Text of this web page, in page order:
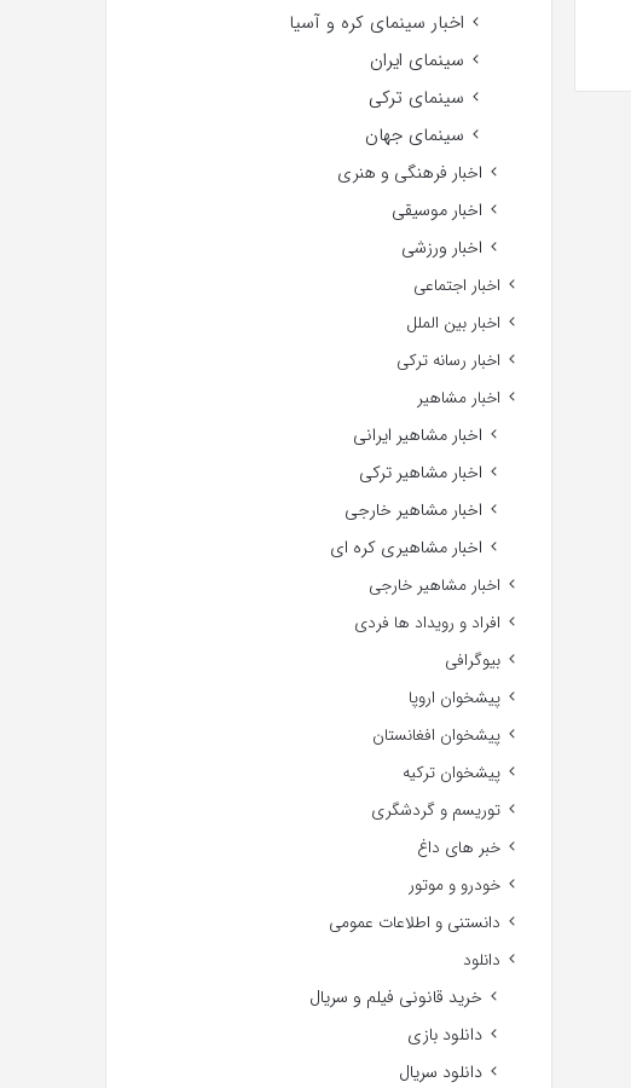
اخبار سینمای کره و آسیا
سینمای ایران
سینمای ترکی
سینمای جهان
اخبار فرهنگی و هنری
اخبار موسیقی
اخبار ورزشی
اخبار اجتماعی
اخبار بین الملل
اخبار رسانه ترکی
اخبار مشاهیر
اخبار مشاهیر ایرانی
اخبار مشاهیر ترکی
اخبار مشاهیر خارجی
اخبار مشاهیری کره ای
اخبار مشاهیر خارجی
افراد و رویداد ها فردی
بیوگرافی
پیشخوان اروپا
پیشخوان افغانستان
پیشخوان ترکیه
توریسم و گردشگری
خبر های داغ
خودرو و موتور
دانستنی و اطلاعات عمومی
دانلود
خرید قانونی فیلم و سریال
دانلود بازی
دانلود سریال